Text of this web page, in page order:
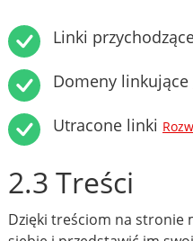
Linki
Domeny linkujące
Utracone linki
2.3 Treści
Dzięki treściom na stronie